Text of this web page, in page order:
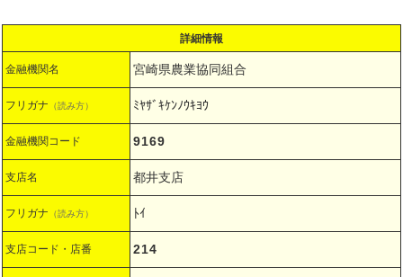
詳細情報
金融機関名 宮崎県農業協同組合
フリガナ （読み方） ﾐﾔｻﾞｷｹﾝﾉｳｷﾖｳ
金融機関コード 9169
支店名 都井支店
フリガナ （読み方） ﾄｲ
支店コード・店番 214